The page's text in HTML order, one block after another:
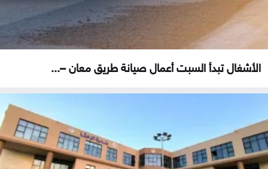
الأشغال تبدأ السبت أعمال صيانة طريق معان –...